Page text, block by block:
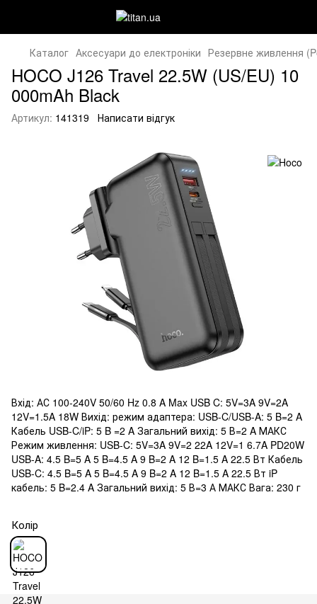
Каталог Аксесуари до електроніки Резервне живлення
HOCO J126 Travel 22.5W (US/EU) 10
000mAh Black
Артикул: 141319 Написати відгук
Вхід: АС 100-240V 50/60 Hz 0.8 A Max USB C: 5V=3A 9V=2A
12V=1.5A 18W Вихід: режим адаптера: USB-C/USB-A: 5 B=2 A
Кабель USB-C/iP: 5 B =2 A Загальний вихід: 5 В=2 A МАКС
Режим живлення: USB-C: 5V=3A 9V=2 22A 12V=1 6.7A PD20W
USB-A: 4.5 B=5 A 5 B=4.5 A 9 B=2 A 12 B=1.5 A 22.5 Вт Кабель
USB-C: 4.5 B=5 A 5 B=4.5 A 9 B=2 A 12 B=1.5 A 22.5 Вт iP
кабель: 5 B=2.4 A Загальний вихід: 5 В=3 А МАКС Вага: 230 г
Колір